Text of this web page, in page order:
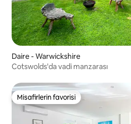
Daire - Warwickshire
Cotswolds'da vadi manzarası
Misafirlerin favorisi
Misafirlerin favorisi